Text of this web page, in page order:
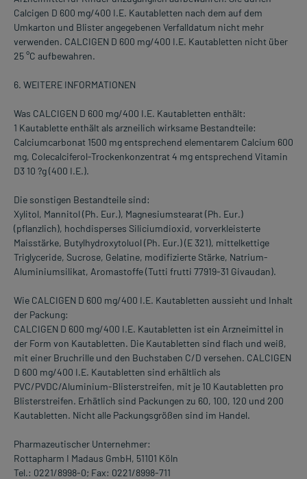
Calcigen D 600 mg/400 I.E. Kautabletten nach dem auf dem
Umkarton und Blister angegebenen Verfalldatum nicht mehr
verwenden. CALCIGEN D 600 mg/400 I.E. Kautabletten nicht über
25 °C aufbewahren.
6. WEITERE INFORMATIONEN
Was CALCIGEN D 600 mg/400 I.E. Kautabletten enthält:
1 Kautablette enthält als arzneilich wirksame Bestandteile:
Calciumcarbonat 1500 mg entsprechend elementarem Calcium 600
mg, Colecalciferol-Trockenkonzentrat 4 mg entsprechend Vitamin
D3 10 ?g (400 I.E.).
Die sonstigen Bestandteile sind:
Xylitol, Mannitol (Ph. Eur.), Magnesiumstearat (Ph. Eur.)
(pflanzlich), hochdisperses Siliciumdioxid, vorverkleisterte
Maisstärke, Butylhydroxytoluol (Ph. Eur.) (E 321), mittelkettige
Triglyceride, Sucrose, Gelatine, modifizierte Stärke, Natrium-
Aluminiumsilikat, Aromastoffe (Tutti frutti 77919-31 Givaudan).
Wie CALCIGEN D 600 mg/400 I.E. Kautabletten aussieht und Inhalt
der Packung:
CALCIGEN D 600 mg/400 I.E. Kautabletten ist ein Arzneimittel in
der Form von Kautabletten. Die Kautabletten sind flach und weiß,
mit einer Bruchrille und den Buchstaben C/D versehen. CALCIGEN
D 600 mg/400 I.E. Kautabletten sind erhältlich als
PVC/PVDC/Aluminium-Blisterstreifen, mit je 10 Kautabletten pro
Blisterstreifen. Erhätlich sind Packungen zu 60, 100, 120 und 200
Kautabletten. Nicht alle Packungsgrößen sind im Handel.
Pharmazeutischer Unternehmer:
Rottapharm I Madaus GmbH, 51101 Köln
Tel.: 0221/8998-0; Fax: 0221/8998-711